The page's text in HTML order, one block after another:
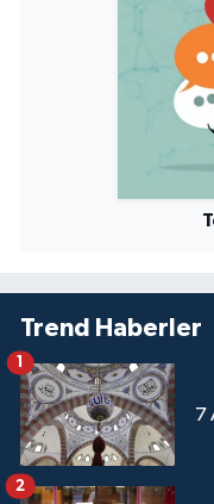
Trend Haberler
7
1
2
Rize Müftülüğü
Sakarya
Samsun
Siirt Müftülüğü
Sinop
Şanlıurfa